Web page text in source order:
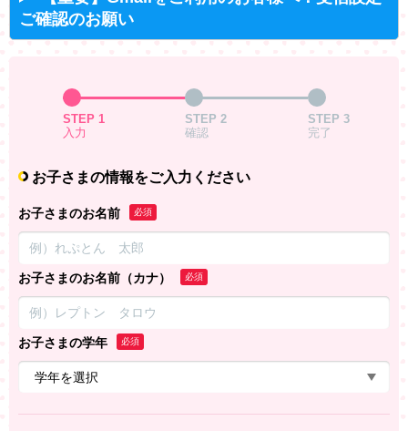
ご確認のお願い
STEP 1
入力
STEP 2
確認
STEP 3
完了
お子さまの情報をご入力ください
お子さまのお名前 必須
お子さまのお名前（カナ） 必須
お子さまの学年 必須